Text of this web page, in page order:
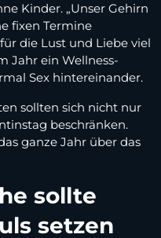
Kinder. „Unser Gehirn
fixen Termine
die Lust und Liebe viel
Jahr ein Wellness-
Sex hintereinander.
sollten sich nicht nur
beschränken.
ganze Jahr über das
sollte
setzen